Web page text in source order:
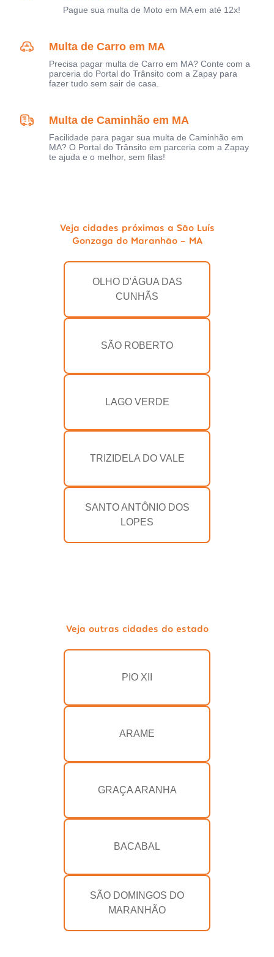
Pague sua multa de Moto em MA em até 12x!
Multa de Carro em MA
Precisa pagar multa de Carro em MA? Conte com a
parceria do Portal do Trânsito com a Zapay para
fazer tudo sem sair de casa.
Multa de Caminhão em MA
Facilidade para pagar sua multa de Caminhão em
MA? O Portal do Trânsito em parceria com a Zapay
te ajuda e o melhor, sem filas!
Veja cidades próximas a São Luís
Gonzaga do Maranhão - MA
OLHO D'ÁGUA DAS
CUNHÃS
SÃO ROBERTO
LAGO VERDE
TRIZIDELA DO VALE
SANTO ANTÔNIO DOS
LOPES
Veja outras cidades do estado
PIO XII
ARAME
GRAÇA ARANHA
BACABAL
SÃO DOMINGOS DO
MARANHÃO